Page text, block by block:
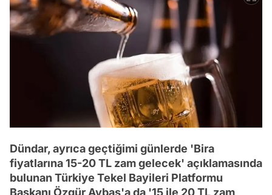
Dündar, ayrıca geçtiğimi günlerde 'Bira
fiyatlarına 15-20 TL zam gelecek' açıklamasında
bulunan Türkiye Tekel Bayileri Platformu
Başkanı Özgür Aybaş'a da '15 ile 20 TL zam